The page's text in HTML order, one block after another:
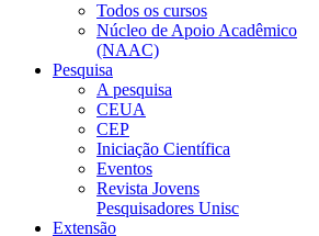
Todos os cursos
Núcleo de Apoio Acadêmico
(NAAC)
Pesquisa
A pesquisa
CEUA
CEP
Iniciação Científica
Eventos
Revista Jovens
Pesquisadores Unisc
Extensão